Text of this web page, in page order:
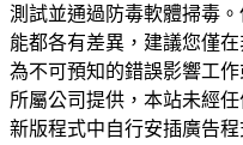
測試並通過防毒軟體掃毒
能都各有差異，建議您僅
為不可預知的錯誤影響工
所屬公司提供，本站未經
新版程式中自行安插廣告